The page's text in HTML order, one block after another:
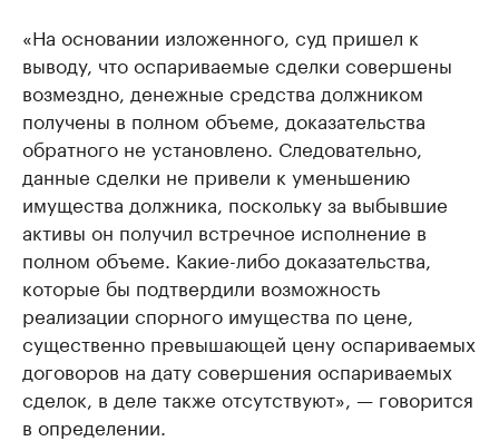
«На основании изложенного, суд пришел к
выводу, что оспариваемые сделки совершены
возмездно, денежные средства должником
получены в полном объеме, доказательства
обратного не установлено. Следовательно,
данные сделки не привели к уменьшению
имущества должника, поскольку за выбывшие
активы он получил встречное исполнение в
полном объеме. Какие-либо доказательства,
которые бы подтвердили возможность
реализации спорного имущества по цене,
существенно превышающей цену оспариваемых
договоров на дату совершения оспариваемых
сделок, в деле также отсутствуют», — говорится
в определении.